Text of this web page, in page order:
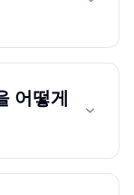
어떻게